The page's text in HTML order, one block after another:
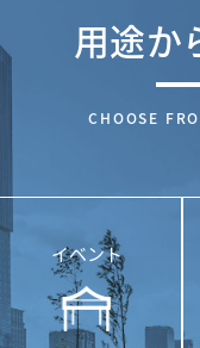
用途か
CHOOSE
イベント